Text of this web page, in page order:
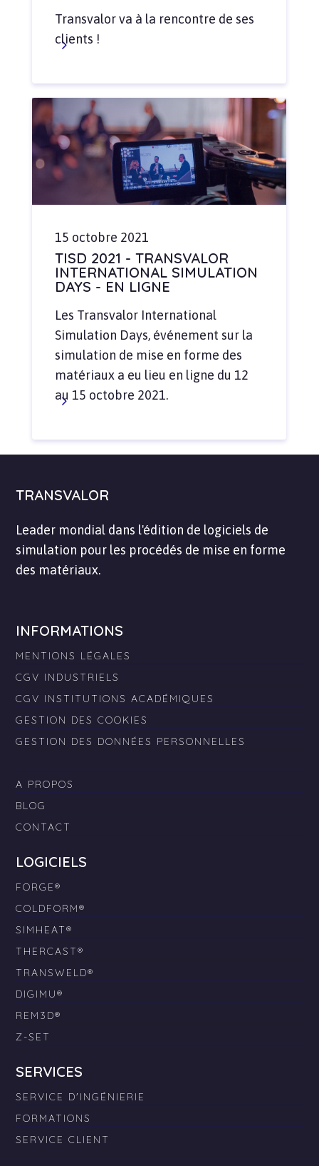
Transvalor va à la rencontre de ses
clients !
15 octobre 2021
TISD 2021 - TRANSVALOR
INTERNATIONAL SIMULATION
DAYS - EN LIGNE
Les Transvalor International
Simulation Days, événement sur la
simulation de mise en forme des
matériaux a eu lieu en ligne du 12
au 15 octobre 2021.
TRANSVALOR
Leader mondial dans l'édition de logiciels de
simulation pour les procédés de mise en forme
des matériaux.
INFORMATIONS
MENTIONS LÉGALES
CGV INDUSTRIELS
CGV INSTITUTIONS ACADÉMIQUES
GESTION DES COOKIES
GESTION DES DONNÉES PERSONNELLES
A PROPOS
BLOG
CONTACT
LOGICIELS
FORGE®
COLDFORM®
SIMHEAT®
THERCAST®
TRANSWELD®
DIGIMU®
REM3D®
Z-SET
SERVICES
SERVICE D'INGÉNIERIE
FORMATIONS
SERVICE CLIENT